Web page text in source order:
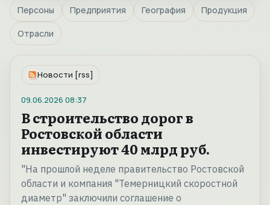
Персоны Предприятия География Продукция
Отрасли
Новости [rss]
09.06.2026 08:37
В строительство дорог в
Ростовской области
инвестируют 40 млрд руб.
"На прошлой неделе правительство Ростовской
области и компания "Темерницкий скоростной
диаметр" заключили соглашение о